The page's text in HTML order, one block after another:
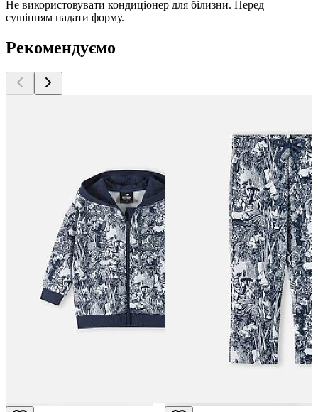
Не використовувати кондиціонер для білизни. Перед
сушінням надати форму.
Рекомендуємо